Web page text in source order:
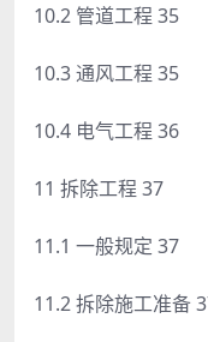
10.2 管道工程 35
10.3 通风工程 35
10.4 电气工程 36
11 拆除工程 37
11.1 一般规定 37
11.2 拆除施工准备